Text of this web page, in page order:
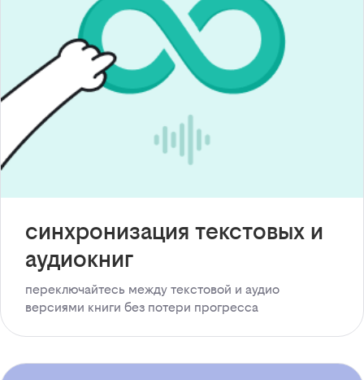
синхронизация текстовых и
аудиокниг
переключайтесь между текстовой и аудио
версиями книги без потери прогресса